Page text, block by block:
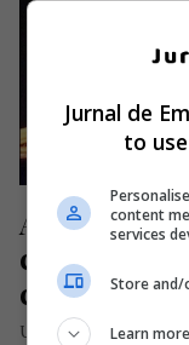
Avion cu
cuprins de
ciocnit cu o
Un avion al
Jurnal de
to
content
services
Store and/
Learn more